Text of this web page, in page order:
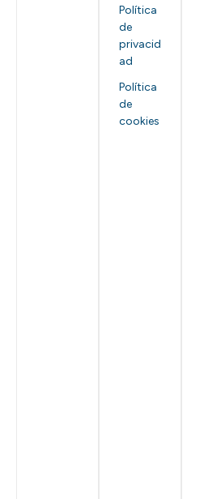
Política
de
privacid
ad
Política
de
cookies